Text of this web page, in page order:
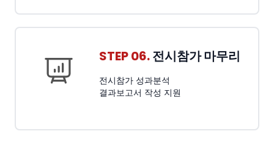
STEP 06.전시참가 마무리
전시참가 성과분석
결과보고서 작성 지원